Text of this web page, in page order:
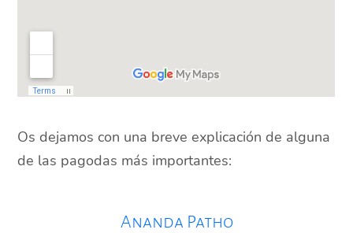
Os dejamos con una breve explicación de alguna
de las pagodas más importantes:
Ananda Patho